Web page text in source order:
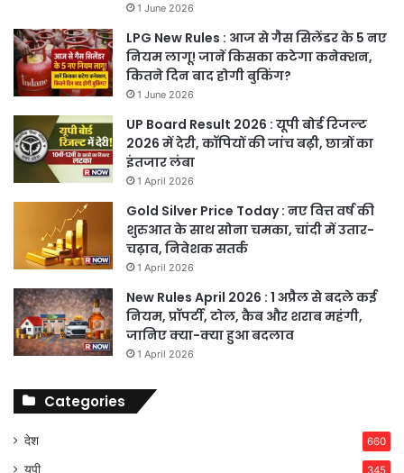
1 June 2026
LPG New Rules : आज से गैस सिलेंडर के 5 नए
नियम लागू! जानें किसका कटेगा कनेक्शन,
कितने दिन बाद होगी बुकिंग?
1 June 2026
UP Board Result 2026 : यूपी बोर्ड रिजल्ट
2026 में देरी, कॉपियों की जांच बढ़ी, छात्रों का
इंतजार लंबा
1 April 2026
Gold Silver Price Today : नए वित्त वर्ष की
शुरुआत के साथ सोना चमका, चांदी में उतार-
चढ़ाव, निवेशक सतर्क
1 April 2026
New Rules April 2026 : 1 अप्रैल से बदले कई
नियम, प्रॉपर्टी, टोल, कैब और शराब महंगी,
जानिए क्या-क्या हुआ बदलाव
1 April 2026
Categories
देश 660
यूपी